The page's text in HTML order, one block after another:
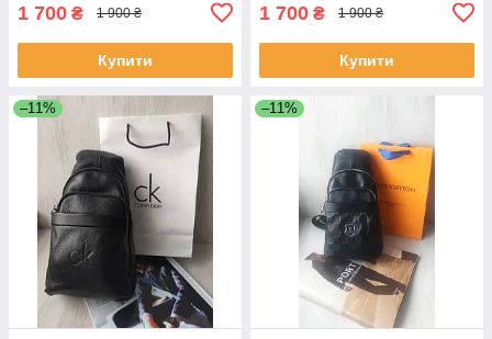
1 700 ₴ 1 900 ₴
Купити
1 700 ₴ 1 900 ₴
Купити
–11% –11%